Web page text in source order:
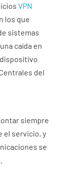
VPN
los que
sistemas
caída en
del
siempre
el servicio, y
se